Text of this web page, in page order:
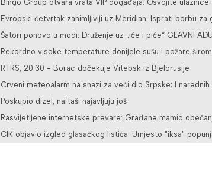
Bingo Group otvara vrata VIP događaja: Osvojite
Evropski četvrtak zanimljiviji uz Meridian: Isprati borbu za
Šatori ponovo u modi: Druženje uz „iće i piće“ GLAVNI
Rekordno visoke temperature donijele sušu i požare
RTRS, 20.30 - Borac dočekuje Vitebsk iz Bjelorusije
Crveni meteoalarm na snazi za veći dio Srpske; I
Poskupio dizel, naftaši najavljuju još
Rasvijetljene internetske prevare: Građane mamio
CIK objavio izgled glasačkog listića: Umjesto "iksa"